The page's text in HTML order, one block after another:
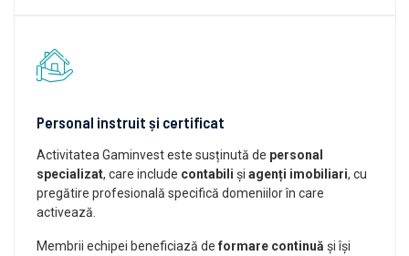
Personal instruit și certificat
Activitatea Gaminvest este susținută de personal
specializat, care include contabili și agenți imobiliari, cu
pregătire profesională specifică domeniilor în care
activează.
Membrii echipei beneficiază de formare continuă și își